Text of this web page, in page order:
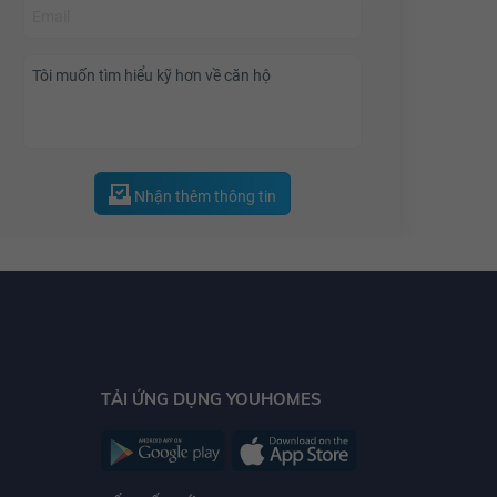
Nhận thêm thông tin
TẢI ỨNG DỤNG YOUHOMES